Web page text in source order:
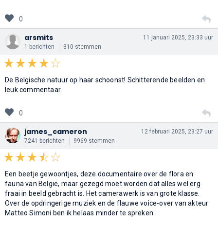
0
arsmits
1 berichten 310 stemmen
11 januari 2025, 23:33 uur
De Belgische natuur op haar schoonst! Schitterende beelden en
leuk commentaar.
0
james_cameron
7241 berichten 9969 stemmen
12 februari 2025, 23:27 uur
Een beetje gewoontjes, deze documentaire over de flora en
fauna van België, maar gezegd moet worden dat alles wel erg
fraai in beeld gebracht is. Het camerawerk is van grote klasse.
Over de opdringerige muziek en de flauwe voice-over van akteur
Matteo Simoni ben ik helaas minder te spreken.